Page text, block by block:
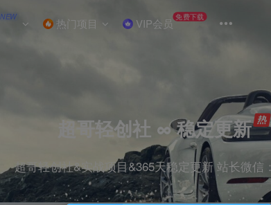
NEW 热门项目 VIP会员 免费下载
超哥轻创社 ∞ 稳定更新
超哥轻创社&实战项目&365天稳定更新 站长微信